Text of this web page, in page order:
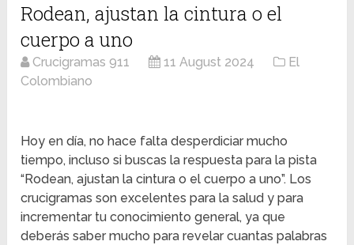
Rodean, ajustan la cintura o el
cuerpo a uno
Crucigramas 911 11 August 2024
El
Colombiano
Hoy en día, no hace falta desperdiciar mucho
tiempo, incluso si buscas la respuesta para la pista
“Rodean, ajustan la cintura o el cuerpo a uno”. Los
crucigramas son excelentes para la salud y para
incrementar tu conocimiento general, ya que
deberás saber mucho para revelar cuantas palabras